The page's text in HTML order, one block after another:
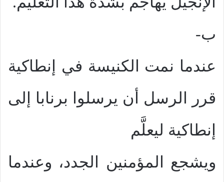
ب-
عندما نمت الكنيسة في إنطاكية
قرر الرسل أن يرسلوا برنابا إلى
إنطاكية ليعلَّم
ويشجع المؤمنين الجدد، وعندما